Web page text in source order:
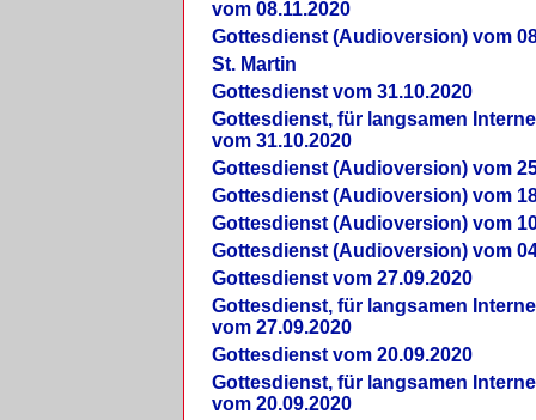
vom 08.11.2020
Gottesdienst (Audioversion) vom
St. Martin
Gottesdienst vom 31.10.2020
Gottesdienst, für langsamen
vom 31.10.2020
Gottesdienst (Audioversion) vom
Gottesdienst (Audioversion) vom
Gottesdienst (Audioversion) vom
Gottesdienst (Audioversion) vom
Gottesdienst vom 27.09.2020
Gottesdienst, für langsamen
vom 27.09.2020
Gottesdienst vom 20.09.2020
Gottesdienst, für langsamen
vom 20.09.2020